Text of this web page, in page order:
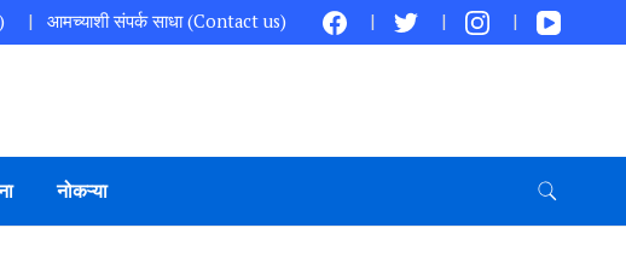
आमच्याशी संपर्क साधा (Contact us)
नोकऱ्या